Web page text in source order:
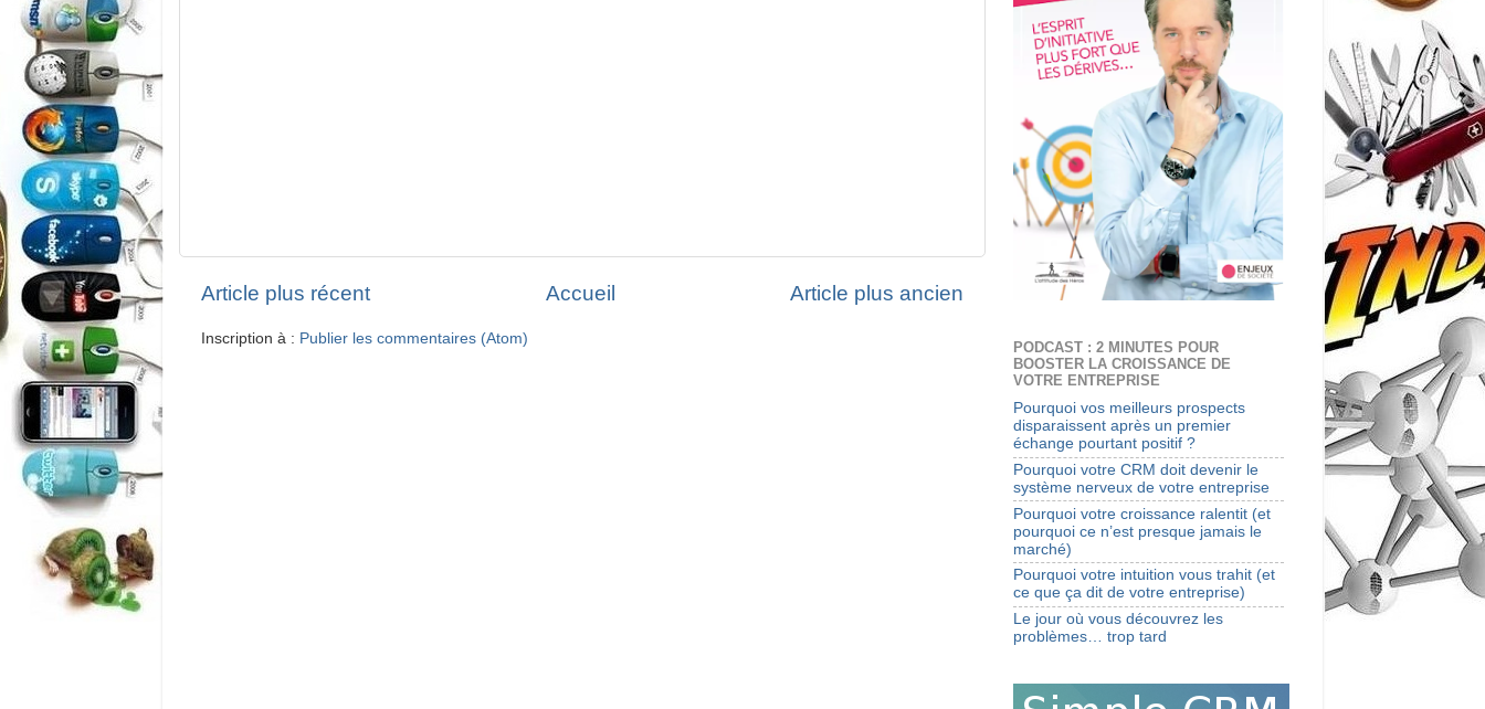
Article plus récent Article plus ancien
Accueil
Inscription à : Publier les commentaires (Atom)
PODCAST : 2 MINUTES POUR
BOOSTER LA CROISSANCE DE
VOTRE ENTREPRISE
Pourquoi vos meilleurs prospects
disparaissent après un premier
échange pourtant positif ?
Pourquoi votre CRM doit devenir le
système nerveux de votre entreprise
Pourquoi votre croissance ralentit (et
pourquoi ce n’est presque jamais le
marché)
Pourquoi votre intuition vous trahit (et
ce que ça dit de votre entreprise)
Le jour où vous découvrez les
problèmes… trop tard